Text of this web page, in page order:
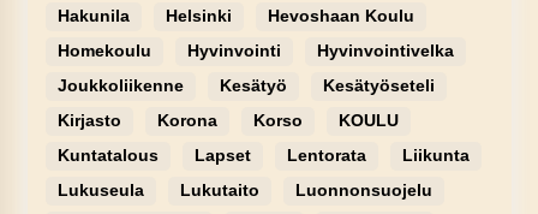
Hakunila
Helsinki
Hevoshaan Koulu
Homekoulu
Hyvinvointi
Hyvinvointivelka
Joukkoliikenne
Kesätyö
Kesätyöseteli
Kirjasto
Korona Korso
KOULU
Kuntatalous
Lapset Lentorata
Liikunta
Lukuseula
Lukutaito
Luonnonsuojelu